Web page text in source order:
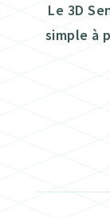
Le 3D
simple à